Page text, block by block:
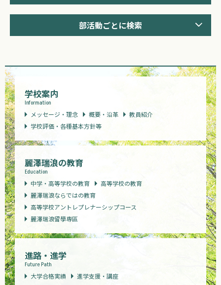
部活動ごとに検索
学校案内
Information
メッセージ・理念
概要・沿革
教員紹介
学校評価・各種基本方針等
麗澤瑞浪の教育
Education
中学・高等学校の教育
高等学校の教育
麗澤瑞浪ならではの教育
高等学校アントレプレナーシップコース
麗澤瑞浪留學専區
進路・進学
Future Path
大学合格実績
進学支援・講座